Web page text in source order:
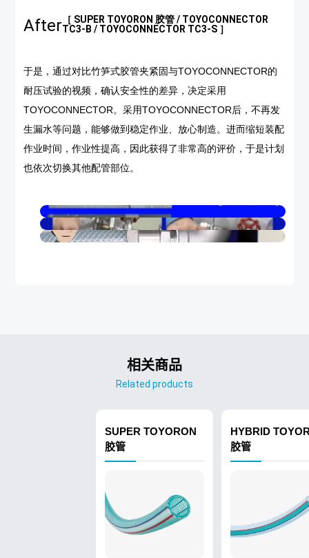
After ［ SUPER TOYORON 胶管 / TOYOCONNECTOR
TC3-B / TOYOCONNECTOR TC3-S ］
于是，通过对比竹笋式胶管夹紧固与TOYOCONNECTOR的
耐压试验的视频，确认安全性的差异，决定采用
TOYOCONNECTOR。采用TOYOCONNECTOR后，不再发
生漏水等问题，能够做到稳定作业、放心制造。进而缩短装配
作业时间，作业性提高，因此获得了非常高的评价，于是计划
也依次切换其他配管部位。